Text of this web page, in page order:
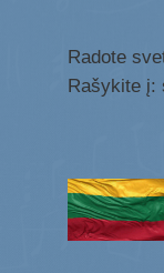
Radote
Rašykite į: